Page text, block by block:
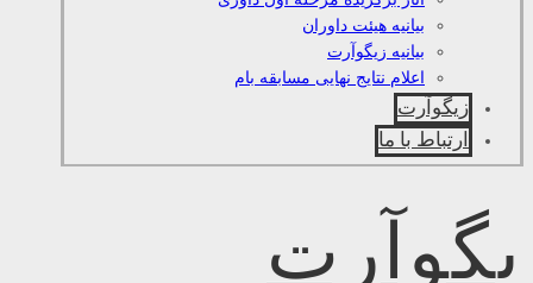
بیانیه هیئت داوران
بیانیه زیگوآرت
اعلام نتایج نهایی مسابقه بام
زیگوآرت
ارتباط با ما